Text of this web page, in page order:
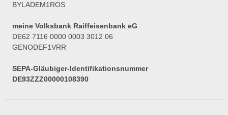
BYLADEM1ROS
meine Volksbank Raiffeisenbank eG
DE62 7116 0000 0003 3012 06
GENODEF1VRR
SEPA-Gläubiger-Identifikationsnummer
DE93ZZZ00000108390